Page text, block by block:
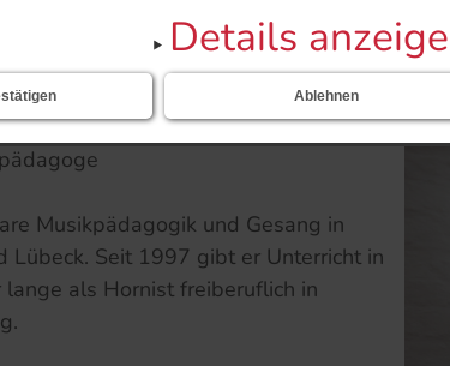
Details
Ablehnen
Musikpädagogik und Gesang in
Lübeck. Seit 1997 gibt er Unterricht in
als Hornist freiberuflich in